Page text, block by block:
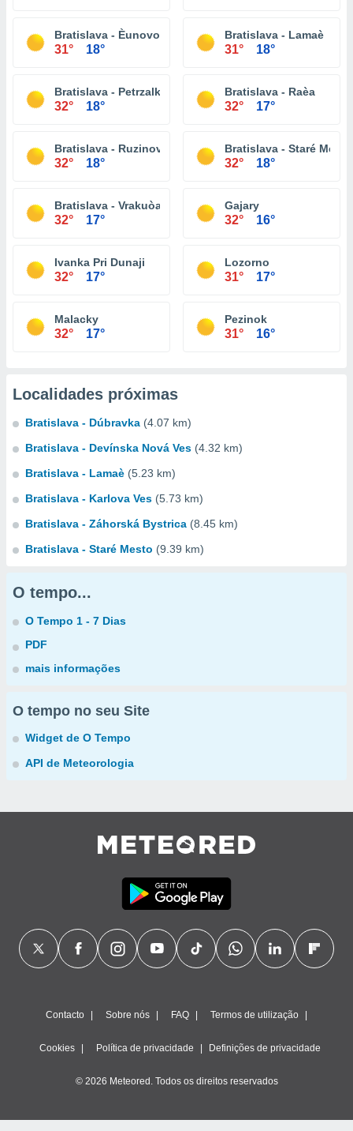
Bratislava - Èunovo
31° 18°
Bratislava - Lamaè
31° 18°
Bratislava - Petrzalka
32° 18°
Bratislava - Raèa
32° 17°
Bratislava - Ruzinov
32° 18°
Bratislava - Staré Mesto
32° 18°
Bratislava - Vrakuòa
32° 17°
Gajary
32° 16°
Ivanka Pri Dunaji
32° 17°
Lozorno
31° 17°
Malacky
32° 17°
Pezinok
31° 16°
Localidades próximas
Bratislava - Dúbravka (4.07 km)
Bratislava - Devínska Nová Ves (4.32 km)
Bratislava - Lamaè (5.23 km)
Bratislava - Karlova Ves (5.73 km)
Bratislava - Záhorská Bystrica (8.45 km)
Bratislava - Staré Mesto (9.39 km)
O tempo...
O Tempo 1 - 7 Dias
PDF
mais informações
O tempo no seu Site
Widget de O Tempo
API de Meteorologia
Contacto Sobre nós FAQ Termos de utilização
Cookies Política de privacidade Definições de privacidade
© 2026 Meteored. Todos os direitos reservados